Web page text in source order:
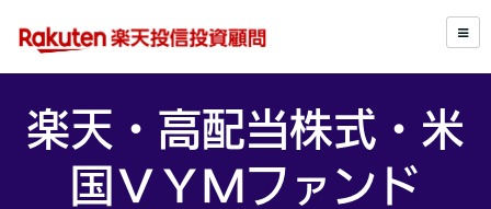
楽天・高配当株式・米
国ＶＹＭファンド